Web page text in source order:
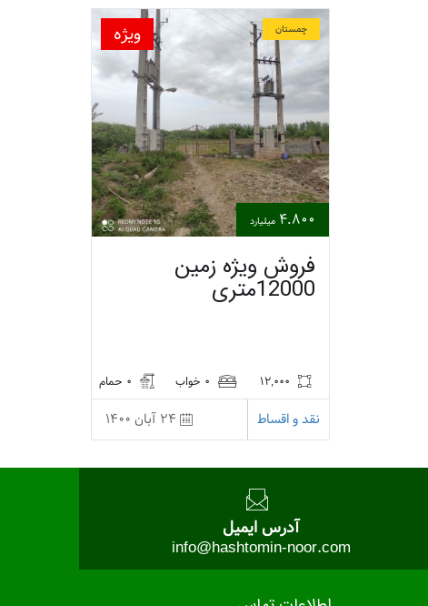
4.800 میلیارد
چمستان ویژه
فروش ویژه زمین
12000متری
12,000 0 خواب 0 حمام
24 آبان 1400 نقد و اقساط
آدرس ایمیل
info@hashtomin-noor.com